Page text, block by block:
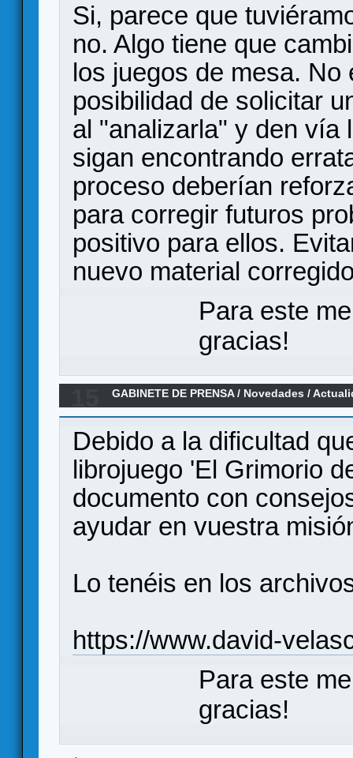
Si, parece que
no. Algo tiene que
los juegos de mesa.
posibilidad de solicitar
al "analizarla" y den vía
sigan encontrando
proceso deberían
para corregir futuros
positivo para ellos.
nuevo material
Para este
gracias!
GABINETE DE PRENSA/ Novedades /
Debido a la dificultad
librojuego 'El Grimorio
documento con
ayudar en vuestra
Lo tenéis en los
https://www.david-
Para este
gracias!